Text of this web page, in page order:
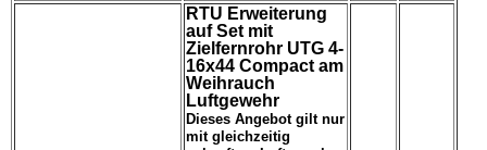
RTU Erweiterung
auf Set mit
Zielfernrohr UTG 4-
16x44 Compact am
Weihrauch
Luftgewehr
Dieses Angebot gilt nur
mit gleichzeitig